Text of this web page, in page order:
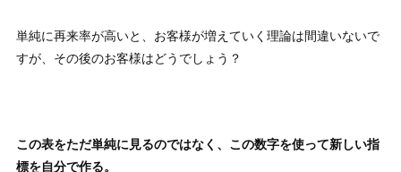
単純に再来率が高いと、お客様が増えていく理論は間違いないで
すが、その後のお客様はどうでしょう？
この表をただ単純に見るのではなく、この数字を使って新しい指
標を自分で作る。